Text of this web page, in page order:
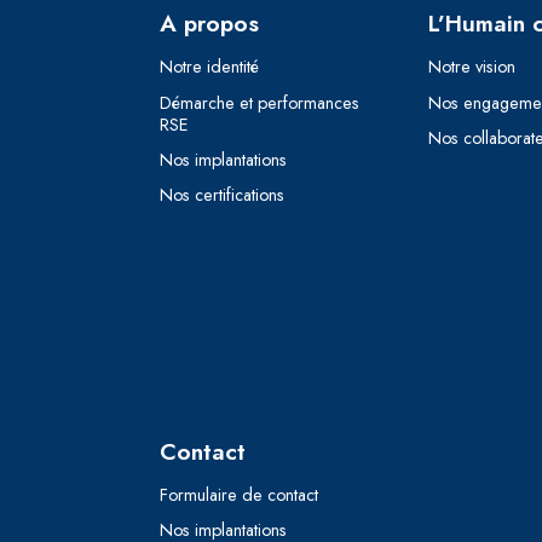
A propos
Notre identité
Démarche et performances
RSE
Nos implantations
Nos certifications
L’Humain
Notre vision
Nos
Nos
Contact
Formulaire de contact
Nos implantations